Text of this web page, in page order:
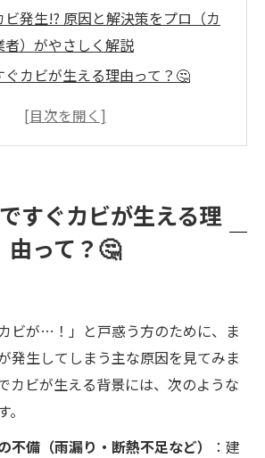
発生!? 原因と解決策をプロ（カ
者）がやさしく解説
カビが生える理由って？🤔
ーや工務店が対応してくれな
例 😥
決までの流れもスムーズ🚀
ると…家族の健康＆住まいにこん
めに～
すぐカビが生える理
由って？🤔
ビが…！」と戸惑う方のために、ま
発生してしまう主な原因を見てみま
カビが生える背景には、次のような
不備（雨漏り・断熱不足など）
：建